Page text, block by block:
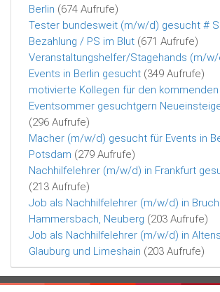
Berlin (674 Aufrufe)
Tester bundesweit (m/w/d) gesucht #
Bezahlung / PS im Blut (671 Aufrufe)
Veranstaltungshelfer/Stagehands (m/
Events in Berlin gesucht (349 Aufrufe)
motivierte Kollegen für den kommenden
Eventsommer gesuchtgern
(296 Aufrufe)
Macher (m/w/d) gesucht für Events in
Potsdam (279 Aufrufe)
Nachhilfelehrer (m/w/d) in Frankfurt
(213 Aufrufe)
Job als Nachhilfelehrer (m/w/d) in
Hammersbach, Neuberg (203 Aufrufe)
Job als Nachhilfelehrer (m/w/d) in
Glauburg und Limeshain (203 Aufrufe)